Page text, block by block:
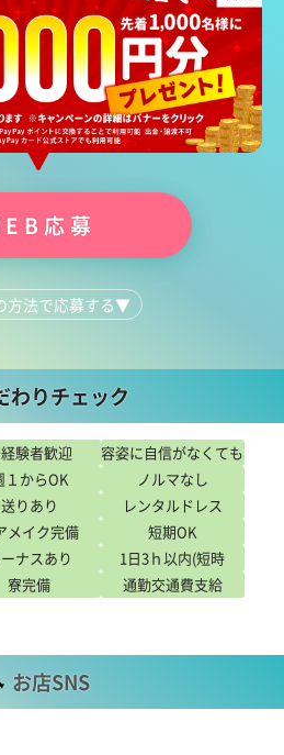
応募
方法で応募する▼
わりチェック
験者歓迎
容姿に自信がなくても
OK
１からOK
ノルマなし
送りあり
レンタルドレス
メイク完備
短期OK
ナスあり
1日3ｈ以内(短時
間)OK
寮完備
通勤交通費支給
お店SNS